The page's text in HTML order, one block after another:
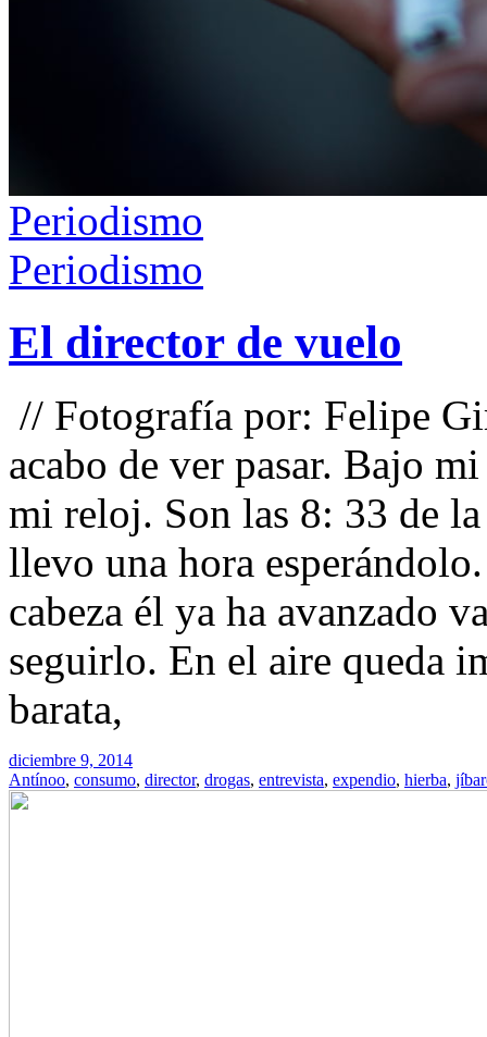
Periodismo
Periodismo
El director de vuelo
// Fotografía por: Felipe
acabo de ver pasar. Bajo
mi reloj. Son las 8: 33 de
llevo una hora
cabeza él ya ha avanzado
seguirlo. En el aire queda
barata,
diciembre 9, 2014
Antínoo, consumo, director, drogas, entrevista, expendio, hierba,